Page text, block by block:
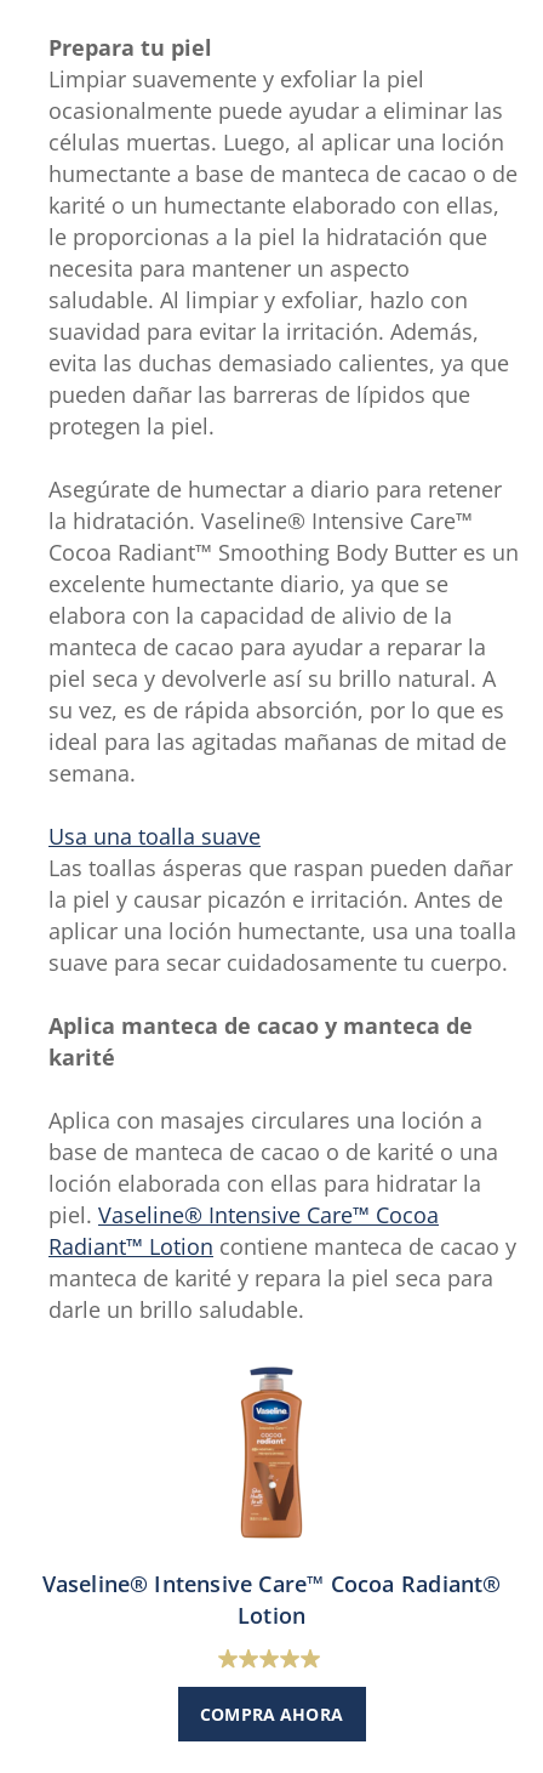
Prepara tu piel
Limpiar suavemente y exfoliar la piel
ocasionalmente puede ayudar a eliminar las
células muertas. Luego, al aplicar una loción
humectante a base de manteca de cacao o de
karité o un humectante elaborado con ellas,
le proporcionas a la piel la hidratación que
necesita para mantener un aspecto
saludable. Al limpiar y exfoliar, hazlo con
suavidad para evitar la irritación. Además,
evita las duchas demasiado calientes, ya que
pueden dañar las barreras de lípidos que
protegen la piel.
Asegúrate de humectar a diario para retener
la hidratación. Vaseline® Intensive Care™
Cocoa Radiant™ Smoothing Body Butter es un
excelente humectante diario, ya que se
elabora con la capacidad de alivio de la
manteca de cacao para ayudar a reparar la
piel seca y devolverle así su brillo natural. A
su vez, es de rápida absorción, por lo que es
ideal para las agitadas mañanas de mitad de
semana.
Usa una toalla suave
Las toallas ásperas que raspan pueden dañar
la piel y causar picazón e irritación. Antes de
aplicar una loción humectante, usa una toalla
suave para secar cuidadosamente tu cuerpo.
Aplica manteca de cacao y manteca de
karité
Aplica con masajes circulares una loción a
base de manteca de cacao o de karité o una
loción elaborada con ellas para hidratar la
piel. Vaseline® Intensive Care™ Cocoa
Radiant™ Lotion contiene manteca de cacao y
manteca de karité y repara la piel seca para
darle un brillo saludable.
Vaseline® Intensive Care™ Cocoa Radiant®
Lotion
5.0
COMPRA AHORA